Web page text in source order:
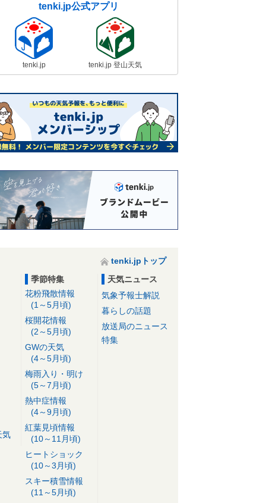
tenki.jp公式アプリ
tenki.jp tenki.jp 登山天気
tenki.jpトップ
気
季節特集
花粉飛散情報
(1～5月頃)
桜開花情報
(2～5月頃)
GWの天気
(4～5月頃)
梅雨入り・明け
(5～7月頃)
熱中症情報
(4～9月頃)
紅葉見頃情報
(10～11月頃)
ヒートショック
(10～3月頃)
スキー積雪情報
(11～5月頃)
天気ニュース
気象予報士解説
暮らしの話題
放送局のニュース
特集